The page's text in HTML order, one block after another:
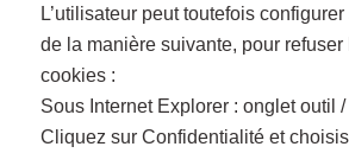
L’utilisateur peut toutefois
de la manière suivante, pour refuser
cookies :
Sous Internet Explorer : onglet outil
Cliquez sur Confidentialité et